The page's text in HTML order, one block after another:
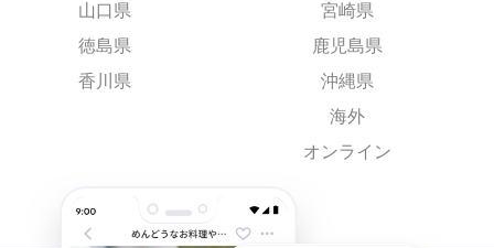
山口県
徳島県
香川県
宮崎県
鹿児島県
沖縄県
海外
オンライン